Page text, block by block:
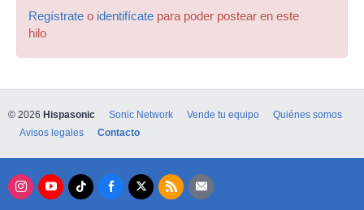
Regístrate o identifícate para poder postear en este
hilo
© 2026 Hispasonic Sonic Network Vende tu equipo
Quiénes somos
Avisos legales
Contacto